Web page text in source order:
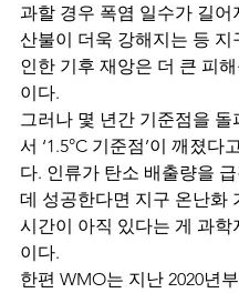
과할 경우 폭염 일수가 길어
산불이 더욱 강해지는 등 지
인한 기후 재앙은 더 큰 피
이다.
그러나 몇 년간 기준점을 돌
서 ‘1.5°C 기준점’이 깨졌다
다. 인류가 탄소 배출량을
데 성공한다면 지구 온난화
시간이 아직 있다는 게 과학
이다.
한편 WMO는 지난 2020년